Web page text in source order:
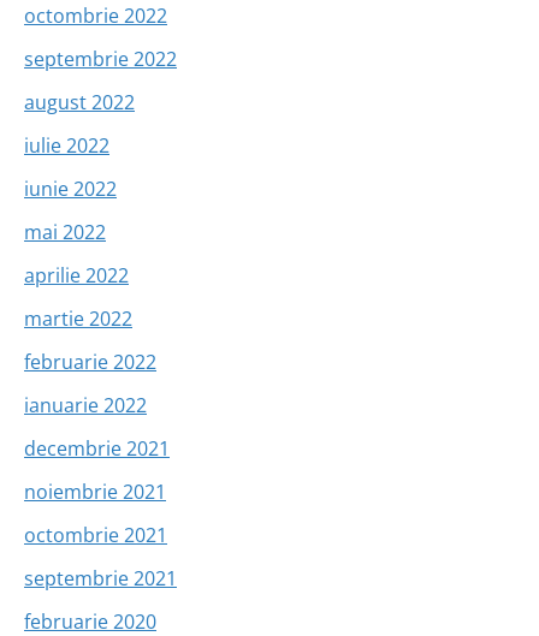
octombrie 2022
septembrie 2022
august 2022
iulie 2022
iunie 2022
mai 2022
aprilie 2022
martie 2022
februarie 2022
ianuarie 2022
decembrie 2021
noiembrie 2021
octombrie 2021
septembrie 2021
februarie 2020